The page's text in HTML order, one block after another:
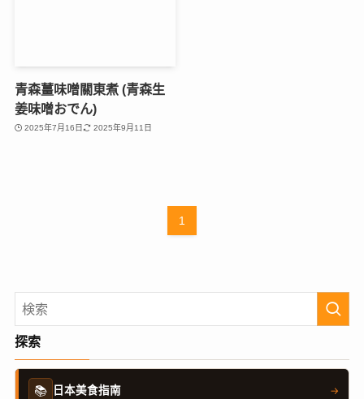
青森薑味噌關東煮 (青森生
姜味噌おでん)
2025年7月16日 2025年9月11日
1
探索
📚 日本美食指南 →